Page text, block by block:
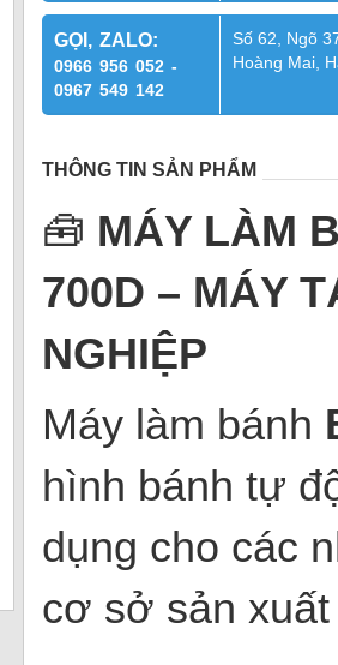
GỌI, ZALO:
0966 956 052 -
0967 549 142
Số 62, Ngõ
Hoàng Mai,
THÔNG TIN SẢN PHẨM
🧰 MÁY LÀM
700D – MÁY
NGHIỆP
Máy làm bánh
hình bánh tự
dụng cho các
cơ sở sản